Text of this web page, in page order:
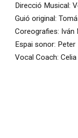
Direcció Musical:
Guió original:
Coreografies: Iván
Espai sonor: Peter
Vocal Coach: Celia